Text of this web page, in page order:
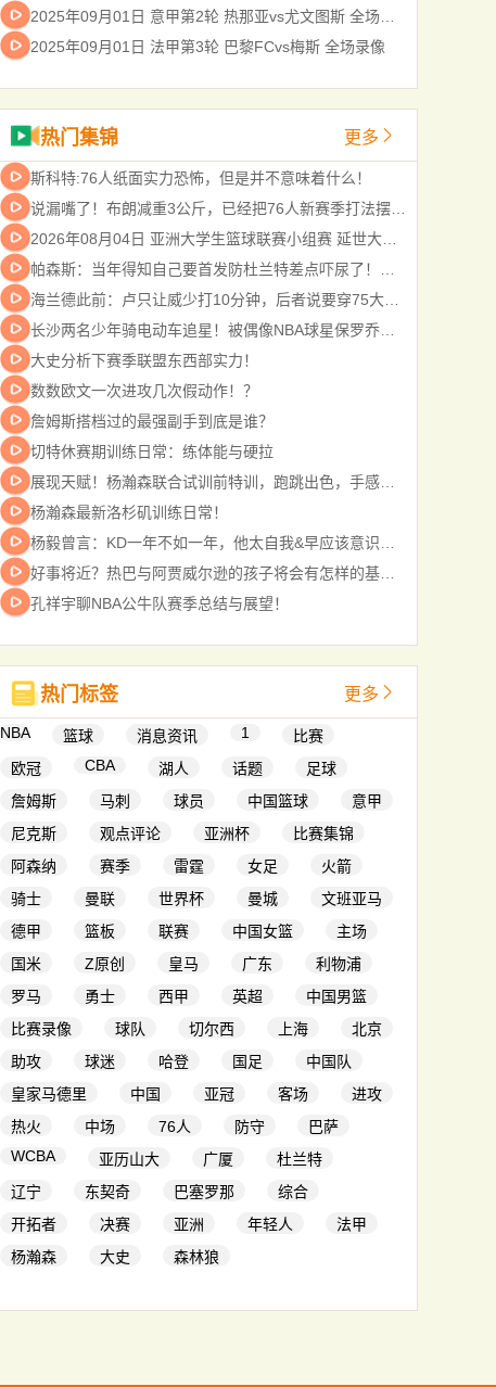
2025年09月01日 法甲第3轮 巴黎FCvs梅斯 全场录像
热门集锦 更多
斯科特:76人纸面实力恐怖，但是并不意味着什么！
大史分析下赛季联盟东西部实力！
数数欧文一次进攻几次假动作！？
詹姆斯搭档过的最强副手到底是谁？
切特休赛期训练日常：练体能与硬拉
杨瀚森最新洛杉矶训练日常！
孔祥宇聊NBA公牛队赛季总结与展望！
热门标签 更多
NBA 篮球 消息资讯 1
比赛
欧冠
CBA 湖人 话题
足球
詹姆斯
马刺 球员 中国篮球
意甲
尼克斯
观点评论 亚洲杯
比赛集锦
阿森纳
赛季 雷霆 女足
火箭
骑士
曼联 世界杯 曼城
文班亚马
德甲
篮板 联赛 中国女篮
主场
国米
Z原创 皇马 广东
利物浦
罗马
勇士 西甲 英超
中国男篮
比赛录像
球队 切尔西 上海
北京
助攻
球迷 哈登 国足
中国队
皇家马德里
中国 亚冠 客场
进攻
热火
中场 76人 防守
巴萨
WCBA
亚历山大 广厦
杜兰特
辽宁
东契奇 巴塞罗那
综合
开拓者
决赛 亚洲 年轻人
法甲
杨瀚森
大史 森林狼